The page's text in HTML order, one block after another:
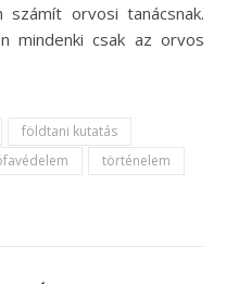
orvosi tanácsnak.
mindenki csak az orvos
földtani kutatás
történelem